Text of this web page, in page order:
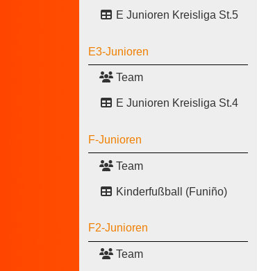
E Junioren Kreisliga St.5
E3-Junioren
Team
E Junioren Kreisliga St.4
F-Junioren
Team
Kinderfußball (Funiño)
F2-Junioren
Team